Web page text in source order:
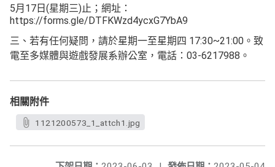
5月17日(星期三)止；網址：
https://forms.gle/DTFKWzd4ycxG7YbA9
三、若有任何疑問，請於星期一至星期四 17:30~21:00。致
電至多媒體與遊戲發展系辦公室，電話：03-6217988。
相關附件
1121200573_1_attch1.jpg